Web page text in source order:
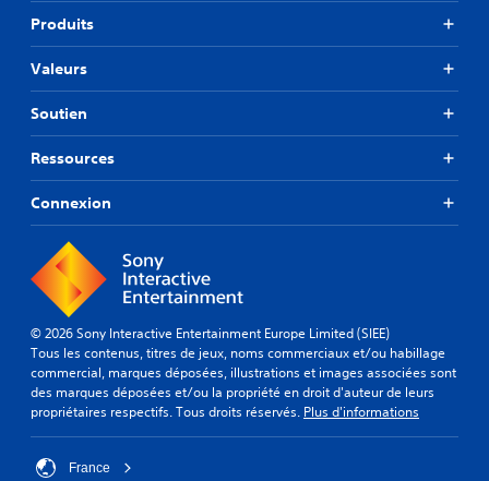
Produits
Valeurs
Soutien
Ressources
Connexion
© 2026 Sony Interactive Entertainment Europe Limited (SIEE)
Tous les contenus, titres de jeux, noms commerciaux et/ou habillage
commercial, marques déposées, illustrations et images associées sont
des marques déposées et/ou la propriété en droit d'auteur de leurs
propriétaires respectifs. Tous droits réservés. Plus d'informations
France